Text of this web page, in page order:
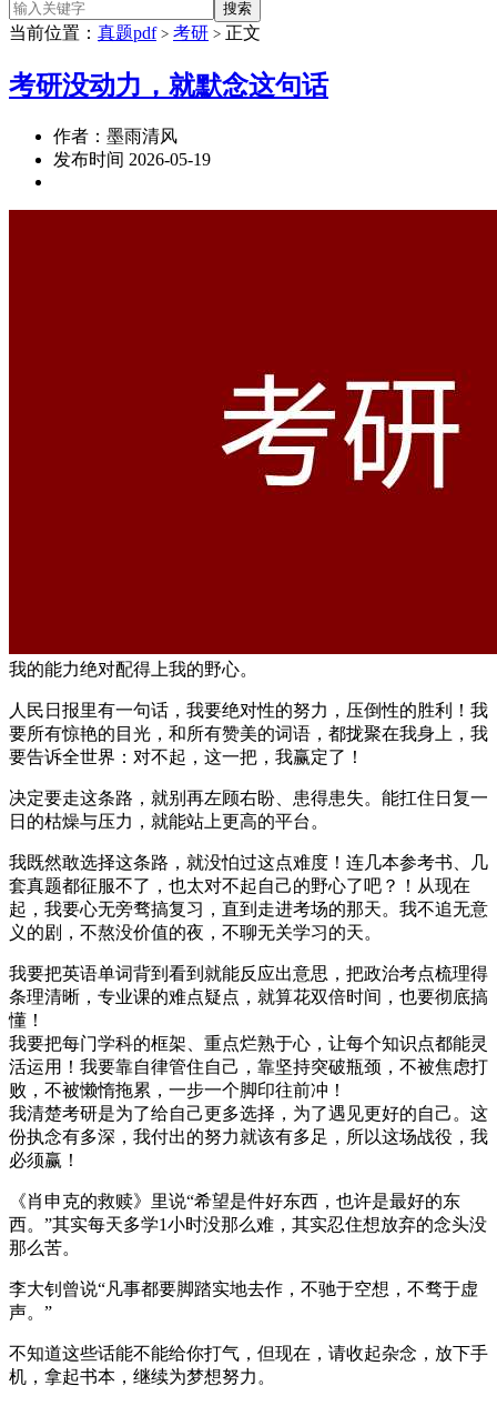
当前位置： 真题pdf > 考研 > 正文
考研没动力，就默念这句话
作者：墨雨清风
发布时间 2026-05-19
我的能力绝对配得上我的野心。
人民日报里有一句话，我要绝对性的努力，压倒性的胜利！我
要所有惊艳的目光，和所有赞美的词语，都拢聚在我身上，我
要告诉全世界：对不起，这一把，我赢定了！
决定要走这条路，就别再左顾右盼、患得患失。能扛住日复一
日的枯燥与压力，就能站上更高的平台。
我既然敢选择这条路，就没怕过这点难度！连几本参考书、几
套真题都征服不了，也太对不起自己的野心了吧？！从现在
起，我要心无旁骛搞复习，直到走进考场的那天。我不追无意
义的剧，不熬没价值的夜，不聊无关学习的天。
我要把英语单词背到看到就能反应出意思，把政治考点梳理得
条理清晰，专业课的难点疑点，就算花双倍时间，也要彻底搞
懂！
我要把每门学科的框架、重点烂熟于心，让每个知识点都能灵
活运用！我要靠自律管住自己，靠坚持突破瓶颈，不被焦虑打
败，不被懒惰拖累，一步一个脚印往前冲！
我清楚考研是为了给自己更多选择，为了遇见更好的自己。这
份执念有多深，我付出的努力就该有多足，所以这场战役，我
必须赢！
《肖申克的救赎》里说“希望是件好东西，也许是最好的东
西。”其实每天多学1小时没那么难，其实忍住想放弃的念头没
那么苦。
李大钊曾说“凡事都要脚踏实地去作，不驰于空想，不骛于虚
声。”
不知道这些话能不能给你打气，但现在，请收起杂念，放下手
机，拿起书本，继续为梦想努力。